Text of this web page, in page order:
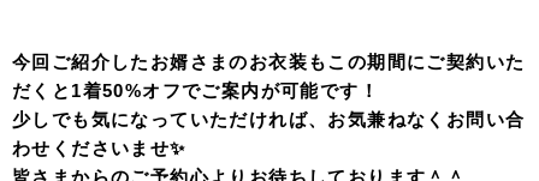
今回ご紹介したお婿さまのお衣装もこの期間にご契約いた
だくと1着50%オフでご案内が可能です！
少しでも気になっていただければ、お気兼ねなくお問い合
わせくださいませ✨
皆さまからのご予約心よりお待ちしております＾＾